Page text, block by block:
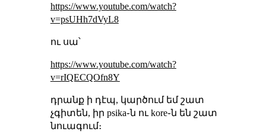
https://www.youtube.com/watch?
v=psUHh7dVyL8
ու սա՝
https://www.youtube.com/watch?
v=rIQECQOfn8Y
դրանք ի դէպ, կարծում եմ շատ
չգիտեն, իր psika֊ն ու kore֊ն են շատ
նուագում։